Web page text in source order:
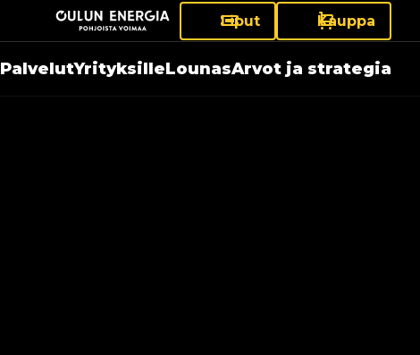
Liput Kauppa
PalvelutYrityksilleLounasArvot ja strategia